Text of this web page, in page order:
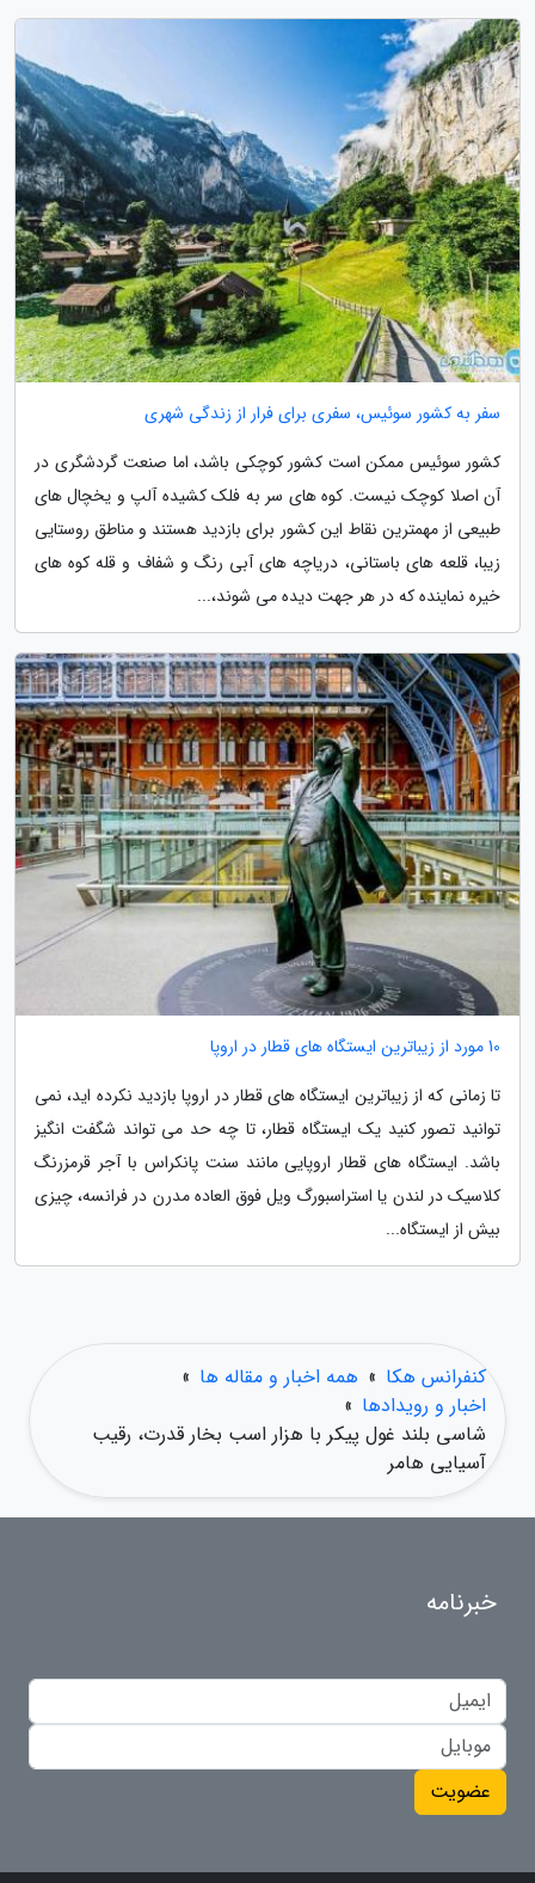
سفر به کشور سوئیس، سفری برای فرار از زندگی شهری
کشور سوئیس ممکن است کشور کوچکی باشد، اما صنعت گردشگری در
آن اصلا کوچک نیست. کوه های سر به فلک کشیده آلپ و یخچال های
طبیعی از مهمترین نقاط این کشور برای بازدید هستند و مناطق روستایی
زیبا، قلعه های باستانی، دریاچه های آبی رنگ و شفاف و قله کوه های
خیره نماینده که در هر جهت دیده می شوند،...
10 مورد از زیباترین ایستگاه های قطار در اروپا
تا زمانی که از زیباترین ایستگاه های قطار در اروپا بازدید نکرده اید، نمی
توانید تصور کنید یک ایستگاه قطار، تا چه حد می تواند شگفت انگیز
باشد. ایستگاه های قطار اروپایی مانند سنت پانکراس با آجر قرمزرنگ
کلاسیک در لندن یا استراسبورگ ویل فوق العاده مدرن در فرانسه، چیزی
بیش از ایستگاه...
کنفرانس هکا » همه اخبار و مقاله ها »
اخبار و رویدادها »
شاسی بلند غول پیکر با هزار اسب بخار قدرت، رقیب
آسیایی هامر
خبرنامه
عضویت